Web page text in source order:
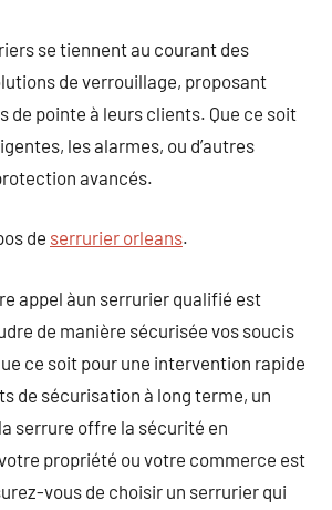
se tiennent au courant des
de verrouillage, proposant
de pointe à leurs clients. Que ce soit
les alarmes, ou d’autres
avancés.
de serrurier orleans.
appel àun serrurier qualifié est
de manière sécurisée vos soucis
ce soit pour une intervention rapide
de sécurisation à long terme, un
serrure offre la sécurité en
propriété ou votre commerce est
vous de choisir un serrurier qui